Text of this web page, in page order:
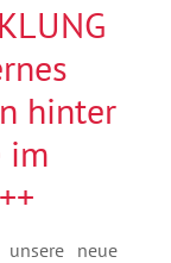
hinter
im
unsere neue